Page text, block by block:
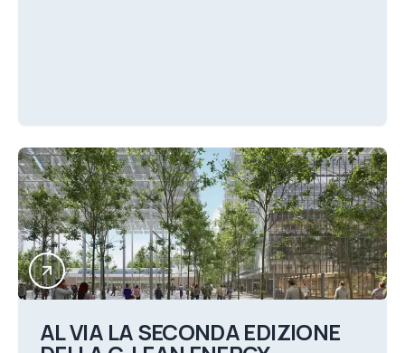
AL VIA LA SECONDA EDIZIONE